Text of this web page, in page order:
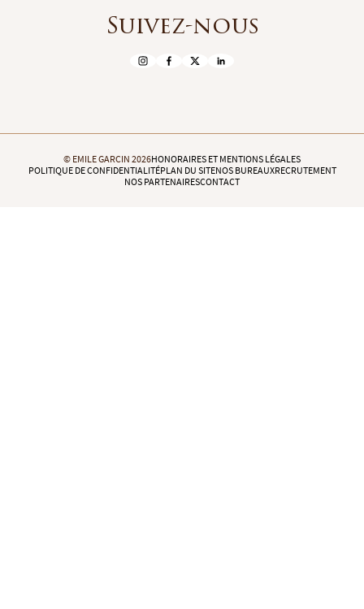
Suivez-nous
© EMILE GARCIN 2026HONORAIRES ET MENTIONS LÉGALES
POLITIQUE DE CONFIDENTIALITÉPLAN DU SITENOS BUREAUXRECRUTEMENT
NOS PARTENAIRESCONTACT